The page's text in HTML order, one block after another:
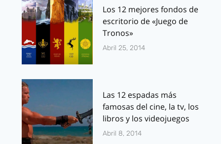
Los 12 mejores fondos de
escritorio de «Juego de
Tronos»
Abril 25, 2014
Las 12 espadas más
famosas del cine, la tv, los
libros y los videojuegos
Abril 8, 2014